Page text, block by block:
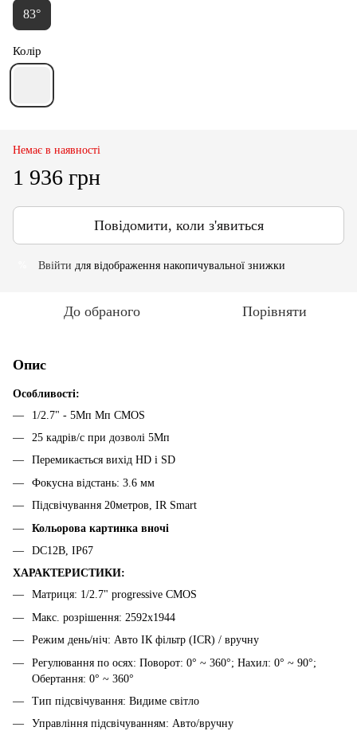
83°
Колір
Немає в наявності
1 936 грн
Повідомити, коли з'явиться
Ввійти для відображення накопичувальної знижки
До обраного Порівняти
Опис
Особливості:
1/2.7" - 5Мп Мп CMOS
25 кадрів/с при дозволі 5Мп
Перемикається вихід HD і SD
Фокусна відстань: 3.6 мм
Підсвічування 20метров, IR Smart
Кольорова картинка вночі
DC12В, IP67
ХАРАКТЕРИСТИКИ:
Матриця: 1/2.7" progressive CMOS
Макс. розрішення: 2592x1944
Режим день/ніч: Авто ІК фільтр (ICR) / вручну
Регулювання по осях: Поворот: 0° ~ 360°; Нахил: 0° ~ 90°;
Обертання: 0° ~ 360°
Тип підсвічування: Видиме світло
Управління підсвічуванням: Авто/вручну